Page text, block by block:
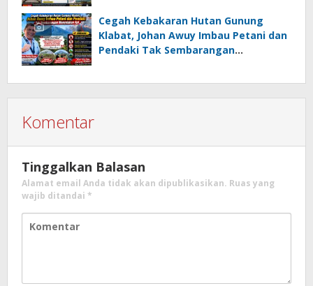
Tambatan Perahu
Cegah Kebakaran Hutan Gunung
Klabat, Johan Awuy Imbau Petani dan
Pendaki Tak Sembarangan
Komentar
Tinggalkan Balasan
Alamat email Anda tidak akan dipublikasikan. Ruas yang
wajib ditandai *